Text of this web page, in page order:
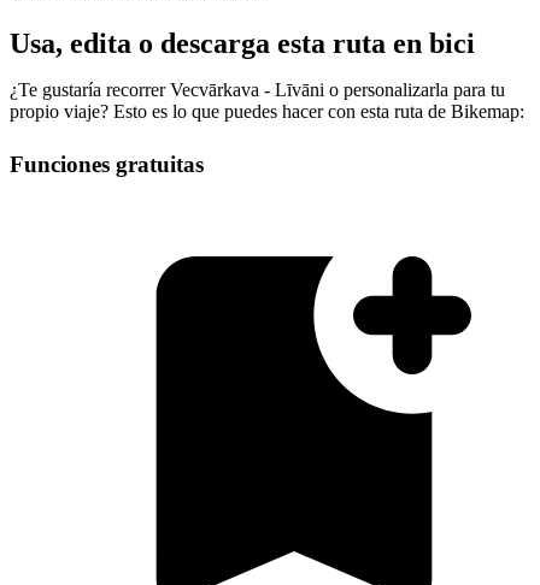
Usa, edita o descarga esta ruta en bici
¿Te gustaría recorrer Vecvārkava - Līvāni o personalizarla para tu
propio viaje? Esto es lo que puedes hacer con esta ruta de Bikemap:
Funciones gratuitas